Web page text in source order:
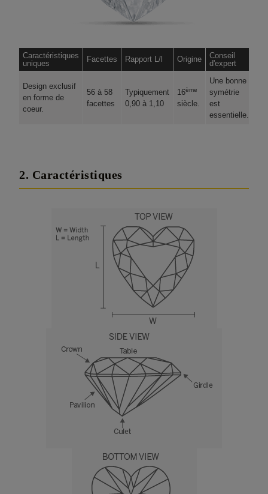
Caractéristiques
uniques
Facettes Rapport L/l Origine
Conseil
d'expert
Design exclusif
en forme de
coeur.
56 à 58
facettes
Typiquement
0,90 à 1,10
16ème
siècle.
Une bonne
symétrie
est
essentielle.
2. Caractéristiques